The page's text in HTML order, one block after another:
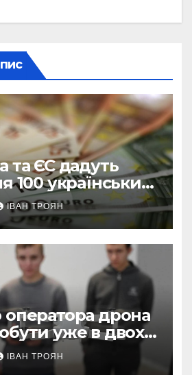
та ЄС дадуть
100 українських
ІВАН ТРОЯН
дрона
уже в двох
Львівщини
ІВАН ТРОЯН